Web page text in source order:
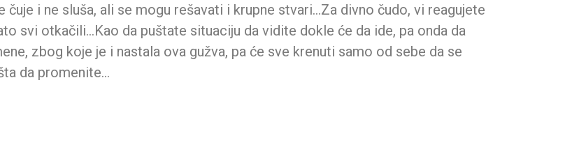
čuje i ne sluša, ali se mogu rešavati i krupne stvari…Za divno čudo, vi reagujete
svi otkačili…Kao da puštate situaciju da vidite dokle će da ide, pa onda da
zbog koje je i nastala ova gužva, pa će sve krenuti samo od sebe da se
da promenite…